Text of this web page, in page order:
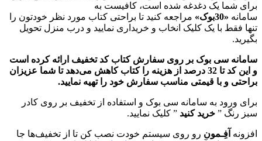
برای شما یک دغدغه شده است، کافیست به
سامانه «30بوک»
مراجعه کنید تا براحتی کتاب مورد نظر خودتون را
تنها فقط با یک کلیک انخاب و خریداری نمایید و درب منزل تحویل
بگیرید.
سامانه سی بوک بر روی سفارش کتاب‌ کد تخفیف ارائه کرده است
و این کد تا 32 درصد از هزینه را کتاب کاهش می‌دهد تا شما عزیزان
براحتی و با قیمتی مناسب سفارش خود را تهیه نمایید.
برای ورود به سامانه سی بوک و استفاده از تخفیف بر روی کادر
سبز رنگ ” خرید کنید ” کلیک نمایید.
افزونه آفِـمون رو روی سیستم خودت نصب کن تا از تخفیف‌ها جا